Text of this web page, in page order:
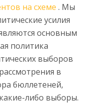
на схеме . Мы
усилия
основным
политика
выборов
в
бюллетеней,
либо выборы.